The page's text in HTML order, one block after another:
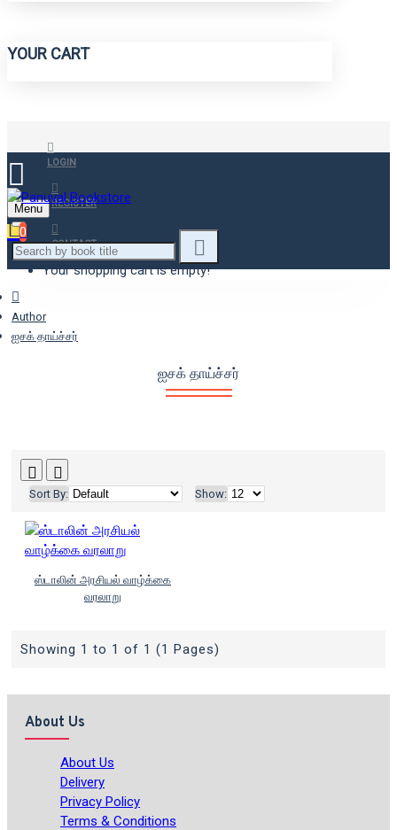
YOUR CART
LOGIN
REGISTER
CONTACT
Menu
0
Your shopping cart is empty!
Author
ஐசக் தாய்ச்சர்
ஐசக் தாய்ச்சர்
Sort By: Show:
ஸ்டாலின் அரசியல் வாழ்க்கை
வரலாறு
Showing 1 to 1 of 1 (1 Pages)
About Us
About Us
Delivery
Privacy Policy
Terms & Conditions